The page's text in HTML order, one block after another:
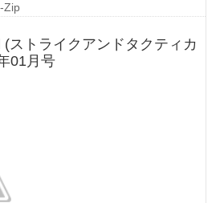
Zip
(ストライクアンドタクティカ
01月号